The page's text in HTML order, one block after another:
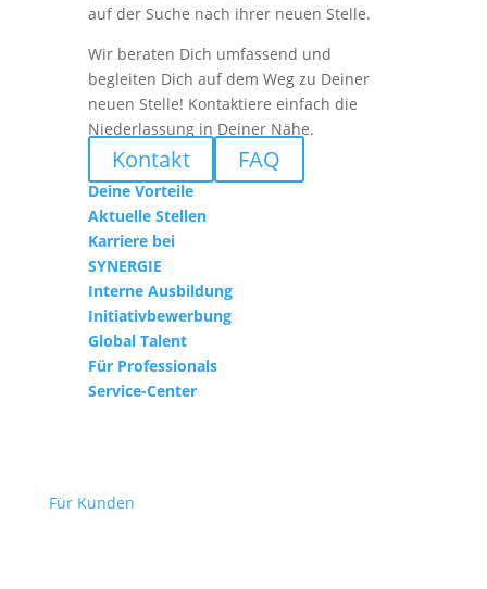
auf der Suche nach ihrer neuen Stelle.
Wir beraten Dich umfassend und
begleiten Dich auf dem Weg zu Deiner
neuen Stelle! Kontaktiere einfach die
Niederlassung in Deiner Nähe.
Kontakt FAQ
Deine Vorteile
Aktuelle Stellen
Karriere bei
SYNERGIE
Interne Ausbildung
Initiativbewerbung
Global Talent
Für Professionals
Service-Center
Für Kunden